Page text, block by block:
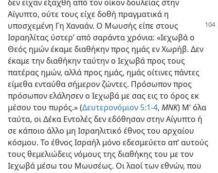
δεν είχαν εξαχθή από τον οίκον δουλείας στην
Αίγυπτο, ούτε τους είχε δοθή πραγματικά η
υποσχεμένη Γη Χαναάν. Ο Μωυσής είπε στους
Ισραηλίτας ύστερ’ από σαράντα χρόνια: «Ιεχωβά ο
Θεός ημών έκαμε διαθήκην προς ημάς εν Χωρήβ. Δεν
έκαμε την διαθήκην ταύτην ο Ιεχωβά προς τους
πατέρας ημών, αλλά προς ημάς, ημάς οίτινες πάντες
είμεθα ενταύθα σήμερον ζώντες. Πρόσωπον προς
πρόσωπον ελάλησεν ο Ιεχωβά με σας εις το όρος εκ
μέσου του πυρός.» (Δευτερονόμιον 5:1-4, ΜΝΚ) Μ’ όλα
ταύτα, οι Δέκα Εντολές δεν εδόθησαν στην Αίγυπτο ή
σε κάποιο άλλο μη Ισραηλιτικό έθνος του αρχαίου
κόσμου. Το έθνος Ισραήλ μόνο εδεσμεύετο απ’ αυτούς
τους θεμελιώδεις νόμους της διαθήκης του με τον
Ιεχωβά μέσω του Μωυσέως. Οι λαοί των εθνών, που